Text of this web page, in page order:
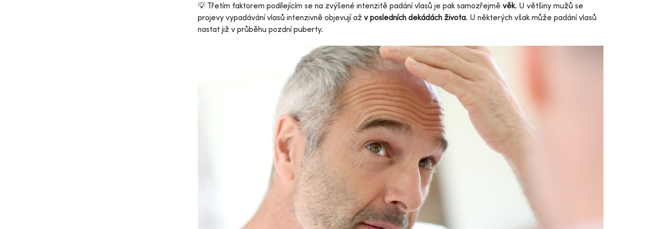
💡 Třetím faktorem podílejícím se na zvýšené intenzitě padání vlasů je pak samozřejmě věk. U většiny mužů se
projevy vypadávání vlasů intenzivně objevují až v posledních dekádách života. U některých však může padání vlasů
nastat již v průběhu pozdní puberty.